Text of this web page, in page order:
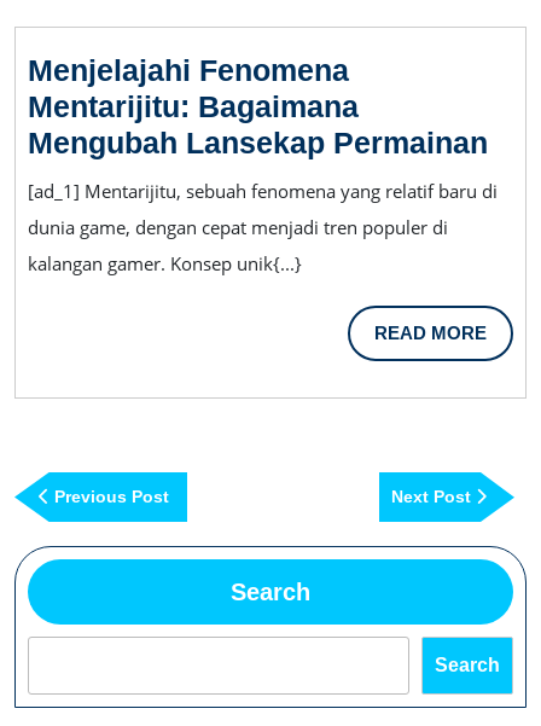
Menjelajahi Fenomena
Mentarijitu: Bagaimana
Mengubah Lansekap Permainan
[ad_1] Mentarijitu, sebuah fenomena yang relatif baru di
dunia game, dengan cepat menjadi tren populer di
kalangan gamer. Konsep unik{...}
READ MOREREAD
MORE
Post
navigation
Previous PostPrevious
Post
Next Post
Next
Post
Search
Search